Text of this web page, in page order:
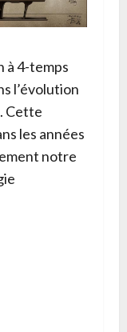
à 4-temps
l’évolution
Cette
les années
notre